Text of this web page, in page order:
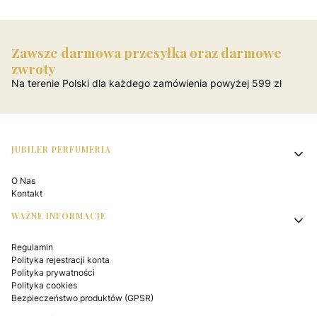
Zawsze darmowa przesyłka oraz darmowe
zwroty
Na terenie Polski dla każdego zamówienia powyżej 599 zł
Linki w stopce
JUBILER PERFUMERIA
O Nas
Kontakt
WAŻNE INFORMACJE
Regulamin
Polityka rejestracji konta
Polityka prywatności
Polityka cookies
Bezpieczeństwo produktów (GPSR)